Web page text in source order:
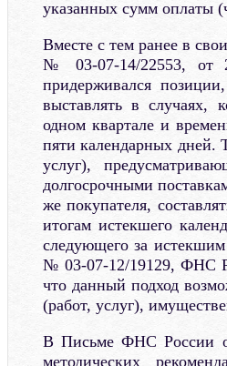
указанных сумм оплаты
Вместе с тем ранее в
№ 03-07-14/22553, от
придерживался
выставлять в случаях,
одном квартале и
пяти календарных дней.
услуг),
долгосрочными
же покупателя,
итогам истекшего
следующего за
№ 03-07-12/19129, ФНС
что данный подход
(работ, услуг),
В Письме ФНС России
методических